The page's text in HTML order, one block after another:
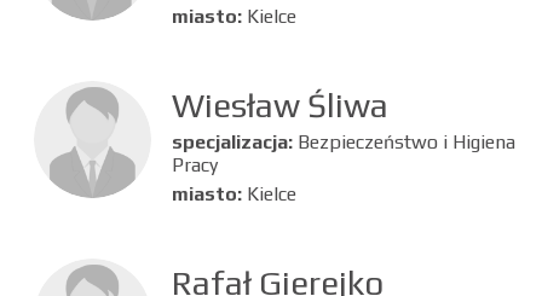
miasto: Kielce
Wiesław Śliwa
specjalizacja: Bezpieczeństwo i Higiena
Pracy
miasto: Kielce
Rafał Gierejko